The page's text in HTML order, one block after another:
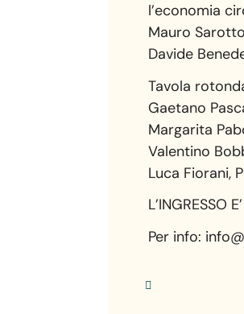
l’economia
Mauro
Davide
Tavola
Gaetano
Margarita
Valentino
Luca Fiorani,
L’INGRESSO
Per info:
